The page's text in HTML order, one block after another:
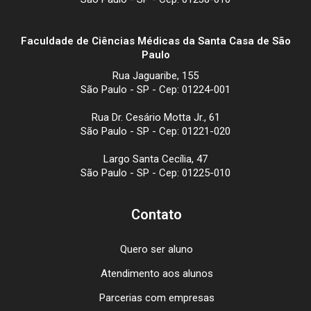
Faculdade de Ciências Médicas da Santa Casa de São
Paulo
Rua Jaguaribe, 155
São Paulo - SP - Cep: 01224-001
Rua Dr. Cesário Motta Jr., 61
São Paulo - SP - Cep: 01221-020
Largo Santa Cecília, 47
São Paulo - SP - Cep: 01225-010
Contato
Quero ser aluno
Atendimento aos alunos
Parcerias com empresas